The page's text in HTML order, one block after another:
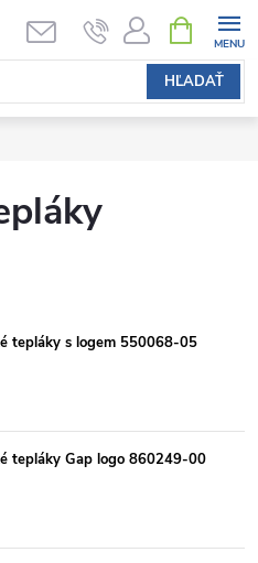
HĽADAŤ
KOŠÍK
tepláky s logem 550068-05
tepláky Gap logo 860249-00